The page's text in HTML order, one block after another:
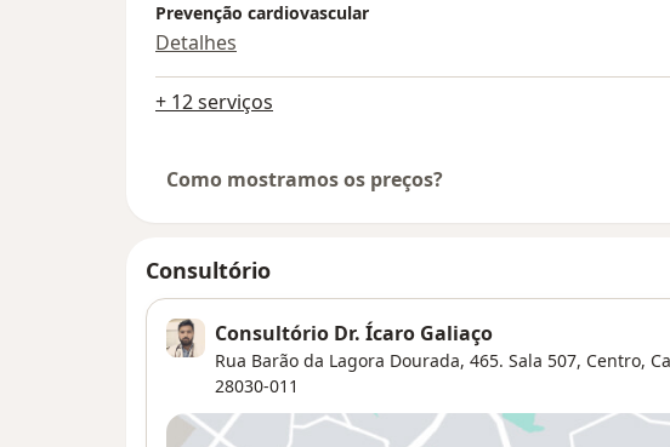
Prevenção cardiovascular
Detalhes
+ 12 serviços
Como mostramos os preços?
Consultório
Consultório Dr. Ícaro Galiaço
Rua Barão da Lagora Dourada, 465. Sala 507, Centro,
28030-011